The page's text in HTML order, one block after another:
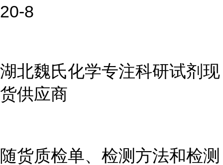
20-8
湖北魏氏化学专注科研试剂现
货供应商
随货质检单、检测方法和检测